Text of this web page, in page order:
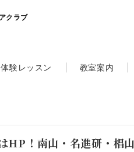
クラブ
体験レッスン 教室案内
HP！南山・名進研・椙